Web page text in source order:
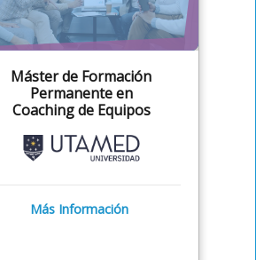
Máster de Formación
Permanente en
Coaching de Equipos
Más Información